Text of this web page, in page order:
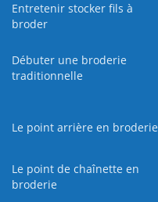
Entretenir stocker fils à
broder
Débuter une broderie
traditionnelle
Le point arrière en broderie
Le point de chaînette en
broderie